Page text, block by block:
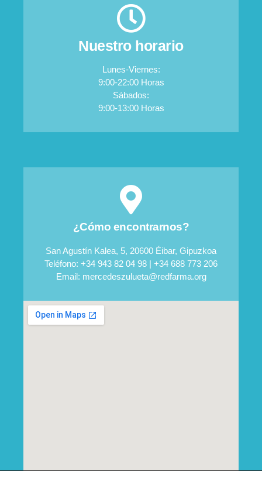
Nuestro horario
Lunes-Viernes:
9:00-22:00 Horas
Sábados:
9:00-13:00 Horas
¿Cómo encontrarnos?
San Agustín Kalea, 5, 20600 Éibar, Gipuzkoa
Teléfono: +34 943 82 04 98 | +34 688 773 206
Email: mercedeszulueta@redfarma.org